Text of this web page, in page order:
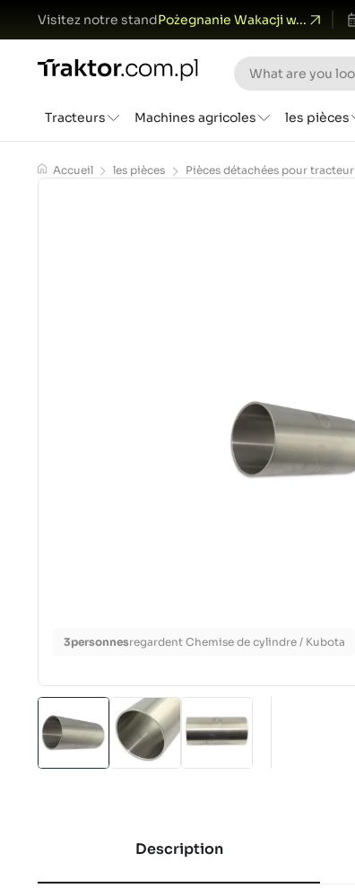
Visitez notre standPożegnanie Wakacji w...
Tracteurs Machines agricoles les pièces
Accueil les pièces Pièces détachées pour tracteur
3personnesregardent Chemise de cylindre / Kubota
Description